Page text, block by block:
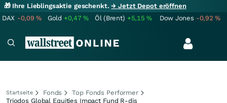
🎁 Ihre Lieblingsaktie geschenkt.→ Jetzt Depot eröffnen
DAX -0,09% Gold +0,47% Öl (Brent) +5,15% Dow Jones -0,92%
Startseite Fonds
Top Fonds Performer
Triodos Global Equities Impact Fund R-dis